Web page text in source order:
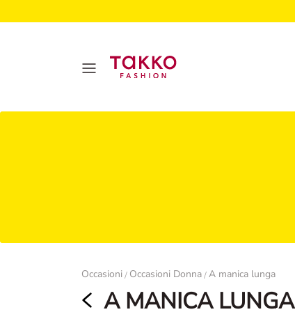
Occasioni / Occasioni Donna / A manica lunga
A MANICA LUNGA